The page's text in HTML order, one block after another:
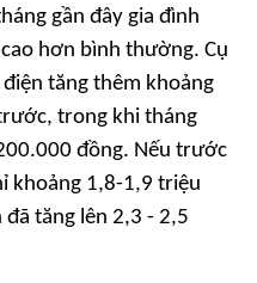
gần đây gia đình
hơn bình thường. Cụ
tăng thêm khoảng
trong khi tháng
đồng. Nếu trước
khoảng 1,8-1,9 triệu
tăng lên 2,3 - 2,5